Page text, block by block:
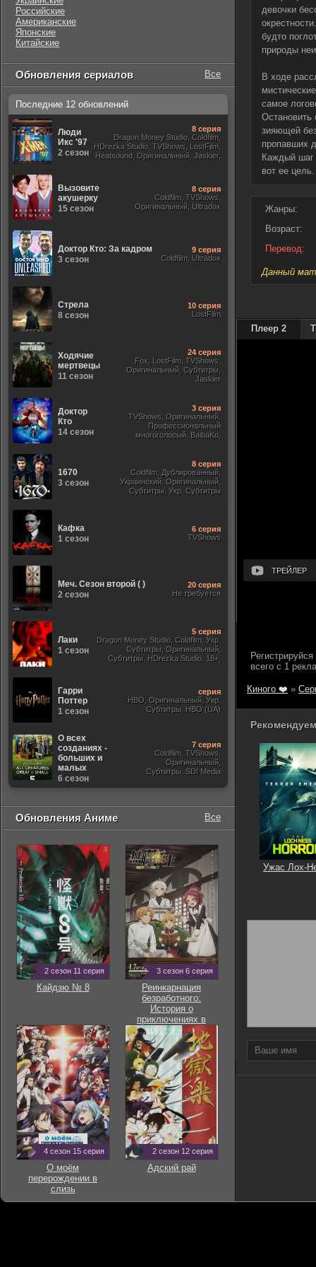
девочки
будто
природы
В ходе
самое
Остановить
зияющей
пропавших
Каждый шаг
вот ее цель.
Жанры:
Возраст:
Перевод:
Данный
Плеер 2
ТРЕЙЛЕР
Киного ❤️ »
Ужас Лох-
Российские
Американские
Японские
Китайские
Обновления сериалов Все
Последние 12 обновлений
Люди
Икс '97
2 сезон
8 серия
Dragon Money Studio, Coldfilm,
HDrezka Studio, TVShows, LostFilm,
Heatsound, Оригинальный, Jaskier,
Вызовите
акушерку
15 сезон
8 серия
Coldfilm, TVShows,
Оригинальный, Ultradox
Доктор Кто: За кадром
3 сезон
9 серия
Coldfilm, Ultradox
Стрела
8 сезон
10 серия
LostFilm
Ходячие
мертвецы
11 сезон
24 серия
Fox, LostFilm, TVShows,
Оригинальный, Субтитры,
Jaskier
Доктор
Кто
14 сезон
3 серия
TVShows, Оригинальный,
Профессиональный
многоголосый, BaibaKo,
1670
3 сезон
8 серия
Coldfilm, Дублированный,
Украинский, Оригинальный,
Субтитры, Укр. Субтитры
Кафка
1 сезон
6 серия
TVShows
Меч. Сезон второй ( )
2 сезон
20 серия
Не требуется
Лаки
1 сезон
5 серия
Dragon Money Studio, Coldfilm, Укр.
Субтитры, Оригинальный,
Субтитры, HDrezka Studio. 18+,
Гарри
Поттер
1 сезон
серия
HBO, Оригинальный, Укр.
Субтитры, HBO (UA)
О всех
созданиях -
больших и
малых
6 сезон
7 серия
Coldfilm, TVShows,
Оригинальный,
Субтитры, SDI Media
Обновления Аниме Все
2 сезон 11 серия
Кайдзю № 8
3 сезон 6 серия
Реинкарнация
безработного:
История о
приключениях в
другом мире
4 сезон 15 серия
О моём
перерождении в
слизь
2 сезон 12 серия
Адский рай